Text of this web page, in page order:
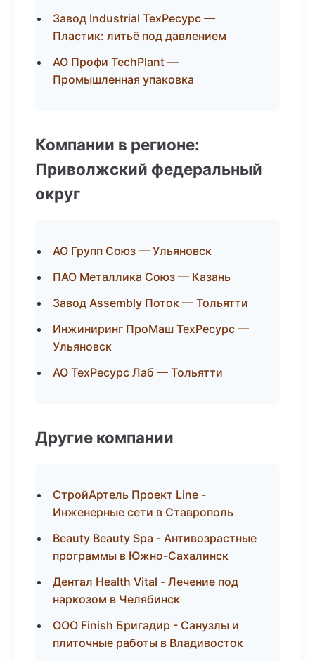
Завод Industrial ТехРесурс —
Пластик: литьё под давлением
АО Профи TechPlant —
Промышленная упаковка
Компании в регионе:
Приволжский федеральный
округ
АО Групп Союз — Ульяновск
ПАО Металлика Союз — Казань
Завод Assembly Поток — Тольятти
Инжиниринг ПроМаш ТехРесурс —
Ульяновск
АО ТехРесурс Лаб — Тольятти
Другие компании
СтройАртель Проект Line -
Инженерные сети в Ставрополь
Beauty Beauty Spa - Антивозрастные
программы в Южно-Сахалинск
Дентал Health Vital - Лечение под
наркозом в Челябинск
ООО Finish Бригадир - Санузлы и
плиточные работы в Владивосток